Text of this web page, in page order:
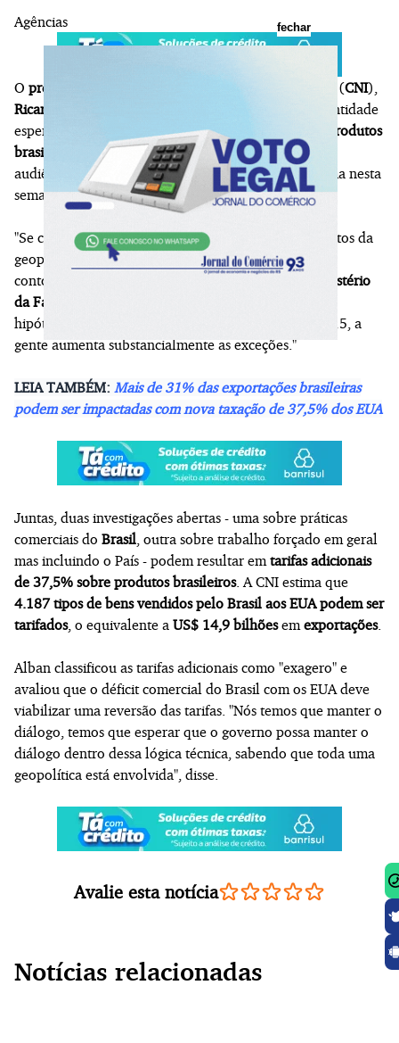
Agências
O presidente da Confederação Nacional da Indústria (CNI),
Ricardo Alban
, disse nesta segunda-feira (6) que a entidade
espera ao menos conseguiraumentar o número de produtos
brasileiros isentos de tarifas americanaspor meio das
audiências públicas marcadas para tratar sobre o tema nesta
semana.
"Se conseguirmos fugir de eventuais impactos ou efeitos da
geopolítica sobre essa decisão, que a gente consiga
contornar", disse Alban a jornalistas na saída do
Ministério
da Fazenda
hipóteses, que é a implementação das tarifas no dia 15, a
gente aumenta substancialmente as exceções."
LEIA TAMBÉM: Mais de 31% das exportações brasileiras
podem ser impactadas com nova taxação de 37,5% dos EUA
Juntas, duas investigações abertas - uma sobre práticas
comerciais do Brasil, outra sobre trabalho forçado em geral
mas incluindo o País - podem resultar emtarifas adicionais
de 37,5% sobre produtos brasileiros. A CNI estima que
4.187 tipos de bens vendidos pelo Brasil aos EUA podem ser
tarifados, o equivalente a US$ 14,9 bilhõesemexportações.
Alban classificou as tarifas adicionais como "exagero" e
avaliou que o déficit comercial do Brasil com os EUA deve
viabilizar uma reversão das tarifas. "Nós temos que manter o
diálogo, temos que esperar que o governo possa manter o
diálogo dentro dessa lógica técnica, sabendo que toda uma
geopolítica está envolvida", disse.
Avalie esta notícia
Notícias relacionadas
fechar